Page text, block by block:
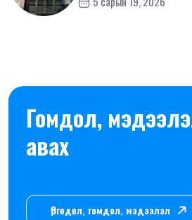
Гомдол,
авах
Өргөдөл, гомдол, мэдээлэл